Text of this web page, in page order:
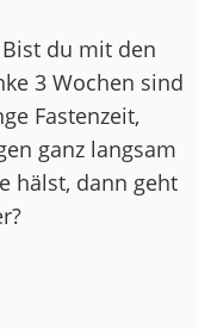
du mit den
3 Wochen sind
Fastenzeit,
ganz langsam
hälst, dann geht